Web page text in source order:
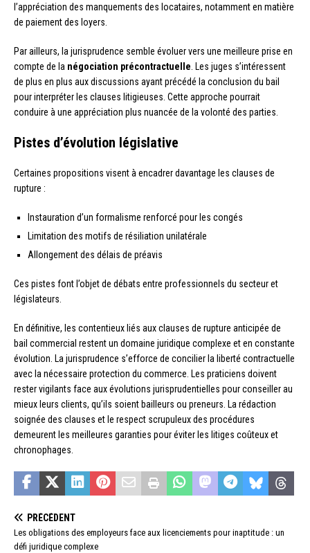
l’appréciation des manquements des locataires, notamment en matière
de paiement des loyers.
Par ailleurs, la jurisprudence semble évoluer vers une meilleure prise en
compte de la négociation précontractuelle. Les juges s’intéressent
de plus en plus aux discussions ayant précédé la conclusion du bail
pour interpréter les clauses litigieuses. Cette approche pourrait
conduire à une appréciation plus nuancée de la volonté des parties.
Pistes d’évolution législative
Certaines propositions visent à encadrer davantage les clauses de
rupture :
Instauration d’un formalisme renforcé pour les congés
Limitation des motifs de résiliation unilatérale
Allongement des délais de préavis
Ces pistes font l’objet de débats entre professionnels du secteur et
législateurs.
En définitive, les contentieux liés aux clauses de rupture anticipée de
bail commercial restent un domaine juridique complexe et en constante
évolution. La jurisprudence s’efforce de concilier la liberté contractuelle
avec la nécessaire protection du commerce. Les praticiens doivent
rester vigilants face aux évolutions jurisprudentielles pour conseiller au
mieux leurs clients, qu’ils soient bailleurs ou preneurs. La rédaction
soignée des clauses et le respect scrupuleux des procédures
demeurent les meilleures garanties pour éviter les litiges coûteux et
chronophages.
PRÉCÉDENT
Les obligations des employeurs face aux licenciements pour inaptitude : un
défi juridique complexe